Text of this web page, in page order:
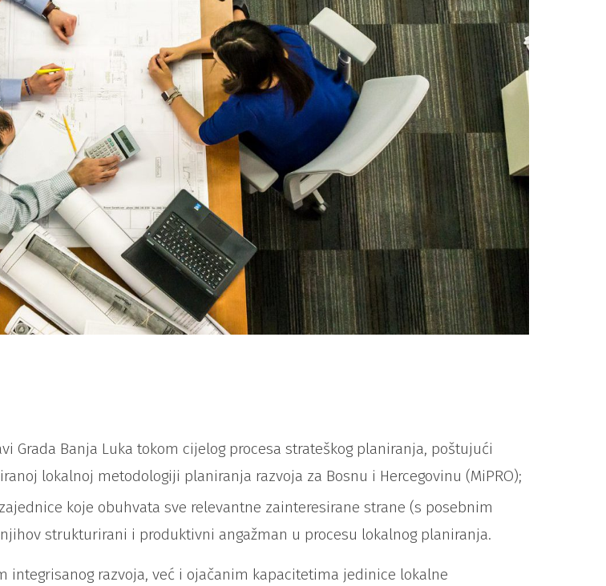
Banja Luka tokom cijelog procesa strateškog planiranja, poštujući
lokalnoj metodologiji planiranja razvoja za Bosnu i Hercegovinu (MiPRO);
koje obuhvata sve relevantne zainteresirane strane (s posebnim
strukturirani i produktivni angažman u procesu lokalnog planiranja.
integrisanog razvoja, već i ojačanim kapacitetima jedinice lokalne